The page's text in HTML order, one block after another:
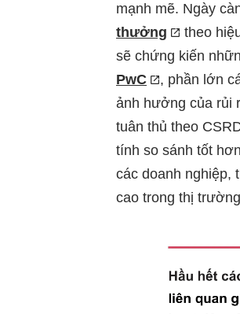
mạnh mẽ. Ngày
thưởng
theo
sẽ chứng kiến
PwC
, phần lớn
ảnh hưởng của rủi
tuân thủ theo
tính so sánh tốt
các doanh nghiệp,
cao trong thị